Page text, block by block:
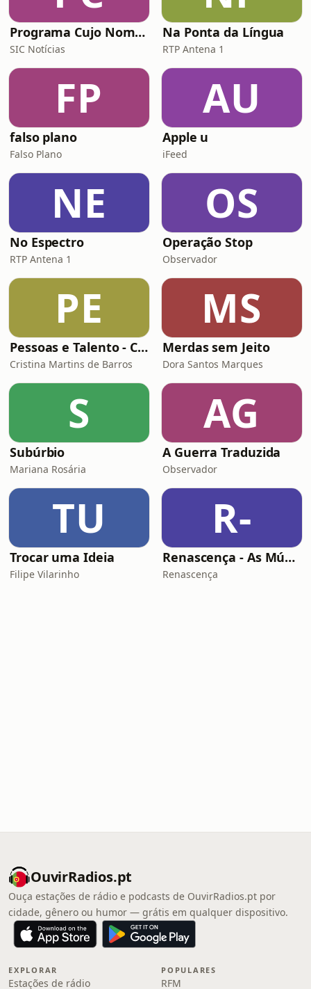
Programa Cujo Nome Estamos Legalmente Impedidos de Dizer
SIC Notícias
Na Ponta da Língua
RTP Antena 1
FP
falso plano
Falso Plano
AU
Apple u
iFeed
NE
No Espectro
RTP Antena 1
OS
Operação Stop
Observador
PE
Pessoas e Talento - Conversas inspiradoras sobre gestão de pessoas
Cristina Martins de Barros
MS
Merdas sem Jeito
Dora Santos Marques
S
Subúrbio
Mariana Rosária
AG
A Guerra Traduzida
Observador
TU
Trocar uma Ideia
Filipe Vilarinho
R-
Renascença - As Músicas Espetaculares de Natal
Renascença
OuvirRadios.pt
Ouça estações de rádio e podcasts de OuvirRadios.pt por
cidade, gênero ou humor — grátis em qualquer dispositivo.
EXPLORAR
Estações de rádio
POPULARES
RFM